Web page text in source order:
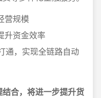
营规模
升资金效率
通，实现全链路自动
合，将进一步提升货